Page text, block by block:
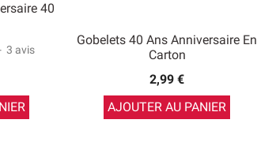
40
3 avis
Gobelets 40 Ans Anniversaire En
Carton
2,99 €
AJOUTER AU PANIER